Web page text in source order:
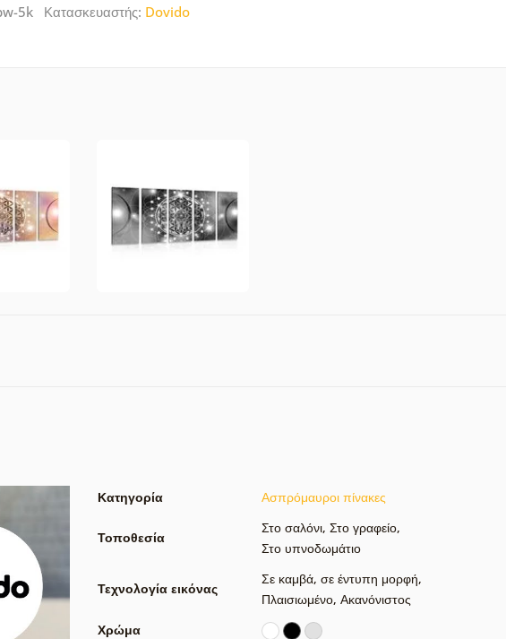
5k Κατασκευαστής: Dovido
Κατηγορία Ασπρόμαυροι πίνακες
Τοποθεσία
Στο σαλόνι, Στο γραφείο,
Στο υπνοδωμάτιο
Τεχνολογία εικόνας
Σε καμβά, σε έντυπη μορφή,
Πλαισιωμένο, Ακανόνιστος
Χρώμα